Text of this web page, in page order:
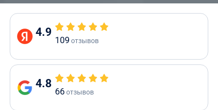
4.9
109 отзывов
4.8
66отзывов